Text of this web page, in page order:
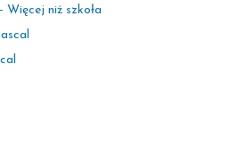
Więcej niż szkoła